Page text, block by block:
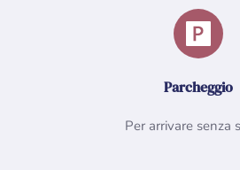
Parcheggio
Per arrivare senza